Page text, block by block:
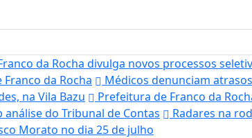
da Rocha divulga novos processos
da Rocha
Médicos denunciam
na Vila Bazu
Prefeitura de Franco da
do Tribunal de Contas
Radares na
Morato no dia 25 de julho